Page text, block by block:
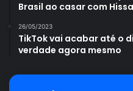
Brasil ao casar com
26/05/2023
TikTok vai acabar até o
verdade agora mesmo